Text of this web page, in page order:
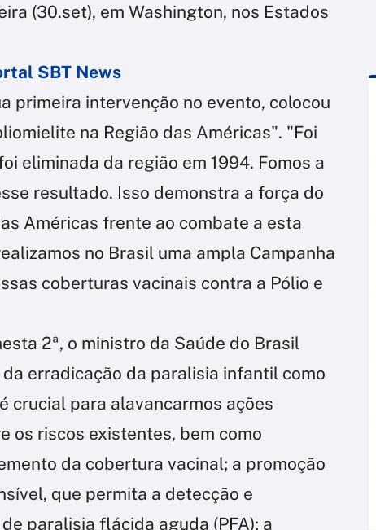
(30.set), em Washington, nos Estados
SBT News
primeira intervenção no evento, colocou
na Região das Américas". "Foi
eliminada da região em 1994. Fomos a
resultado. Isso demonstra a força do
Américas frente ao combate a esta
no Brasil uma ampla Campanha
coberturas vacinais contra a Pólio e
2ª, o ministro da Saúde do Brasil
erradicação da paralisia infantil como
crucial para alavancarmos ações
os riscos existentes, bem como
da cobertura vacinal; a promoção
que permita a detecção e
paralisia flácida aguda (PFA); a